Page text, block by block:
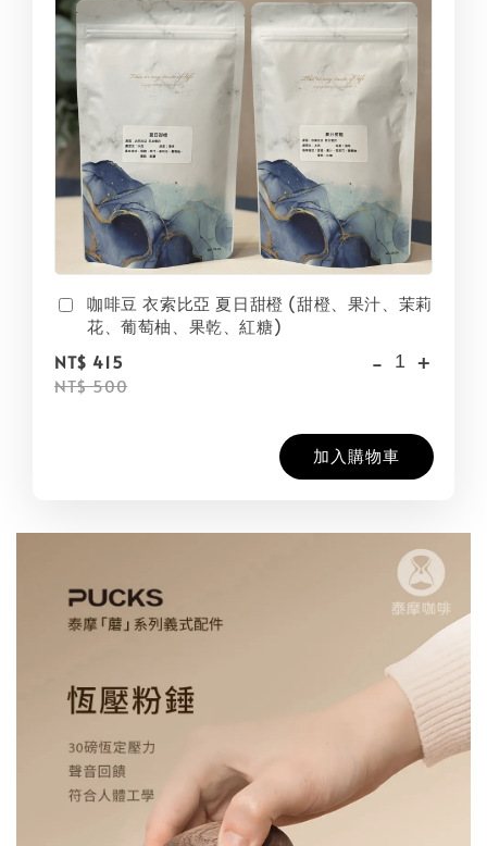
咖啡豆 衣索比亞 夏日甜橙 (甜橙、果汁、茉莉
花、葡萄柚、果乾、紅糖)
NT$ 415
NT$ 500
- +
加入購物車